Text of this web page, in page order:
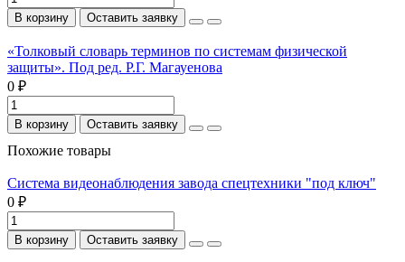
В корзину Оставить заявку
«Толковый словарь терминов по системам физической
защиты». Под ред. Р.Г. Магауенова
0 ₽
В корзину Оставить заявку
Похожие товары
Система видеонаблюдения завода спецтехники "под ключ"
0 ₽
В корзину Оставить заявку